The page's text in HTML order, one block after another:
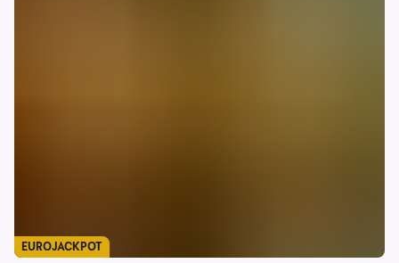
EUROJACKPOT